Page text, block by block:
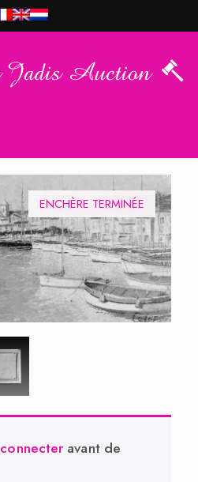
ENCHÈRE TERMINÉE
connecter avant de